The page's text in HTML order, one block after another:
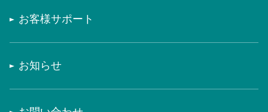
お客様サポート
お知らせ